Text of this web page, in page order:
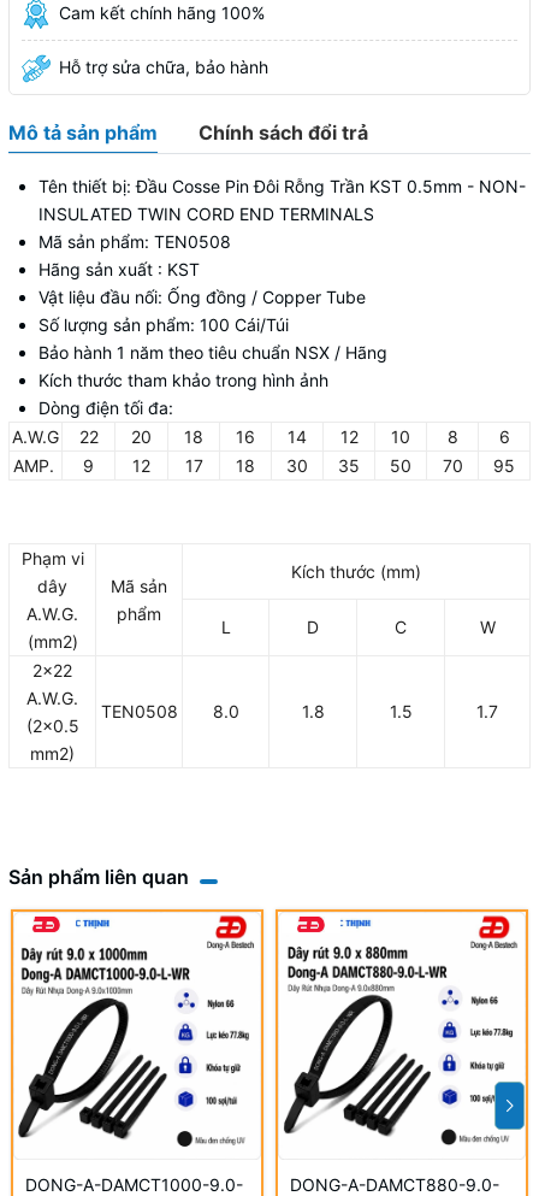
Cam kết chính hãng 100%
Hỗ trợ sửa chữa, bảo hành
Mô tả sản phẩm Chính sách đổi trả
Tên thiết bị: Đầu Cosse Pin Đôi Rỗng Trần KST 0.5mm - NON-
INSULATED TWIN CORD END TERMINALS
Mã sản phẩm: TEN0508
Hãng sản xuất : KST
Vật liệu đầu nối: Ống đồng / Copper Tube
Số lượng sản phẩm: 100 Cái/Túi
Bảo hành 1 năm theo tiêu chuẩn NSX / Hãng
Kích thước tham khảo trong hình ảnh
Dòng điện tối đa:
A.W.G
22 20 18 16 14 12 10 8
6
AMP.
9 12 17 18 30 35 50 70 95
Phạm vi
dây
A.W.G.
(mm2)
Mã sản
phẩm
Kích thước (mm)
L D C W
2x22
A.W.G.
(2x0.5
mm2)
TEN0508 8.0 1.8 1.5 1.7
Sản phẩm liên quan
DONG-A-DAMCT1000-9.0-
DONG-A-DAMCT880-9.0-